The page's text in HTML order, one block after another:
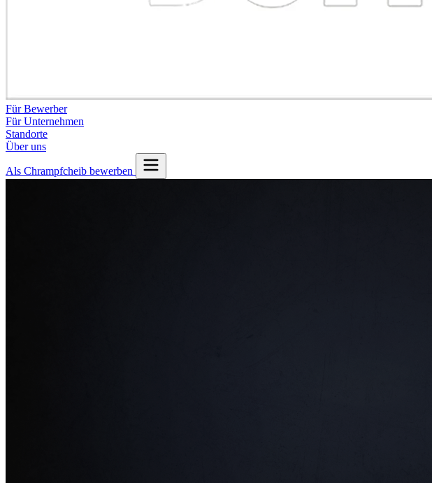
Für Bewerber
Für Unternehmen
Standorte
Über uns
Als Chrampfcheib bewerben